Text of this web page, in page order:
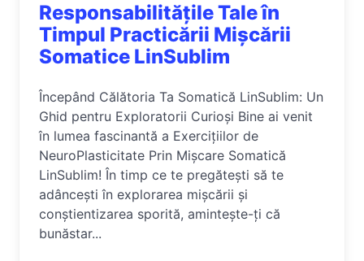
Responsabilitățile Tale în
Timpul Practicării Mișcării
Somatice LinSublim
Începând Călătoria Ta Somatică LinSublim: Un
Ghid pentru Exploratorii Curioși Bine ai venit
în lumea fascinantă a Exercițiilor de
NeuroPlasticitate Prin Mișcare Somatică
LinSublim! În timp ce te pregătești să te
adâncești în explorarea mișcării și
conștientizarea sporită, amintește-ți că
bunăstar...